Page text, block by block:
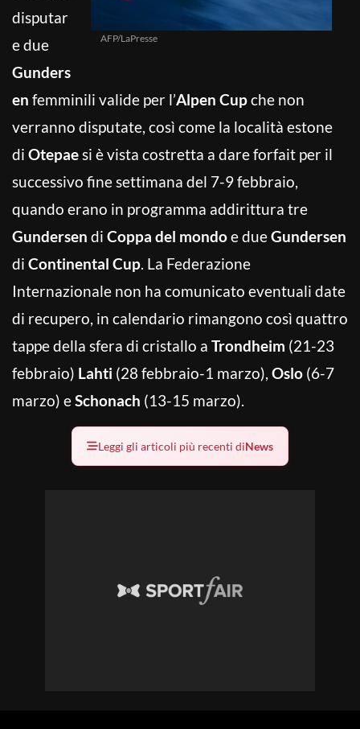
AFP/LaPresse
disputar
e due
Gunders
en femminili valide per l’Alpen Cupche non
verranno disputate, così come la località estone
di Otepaesi è vista costretta a dare forfait per il
successivo fine settimana del 7-9 febbraio,
quando erano in programma addirittura tre
Gundersen di Coppa del mondoe dueGundersen
di Continental Cup. La Federazione
Internazionale non ha comunicato eventuali date
di recupero, in calendario rimangono così quattro
tappe della sfera di cristallo a Trondheim (21-23
febbraio) Lahti (28 febbraio-1 marzo), Oslo (6-7
marzo) eSchonach (13-15 marzo).
Leggi gli articoli più recenti diNews